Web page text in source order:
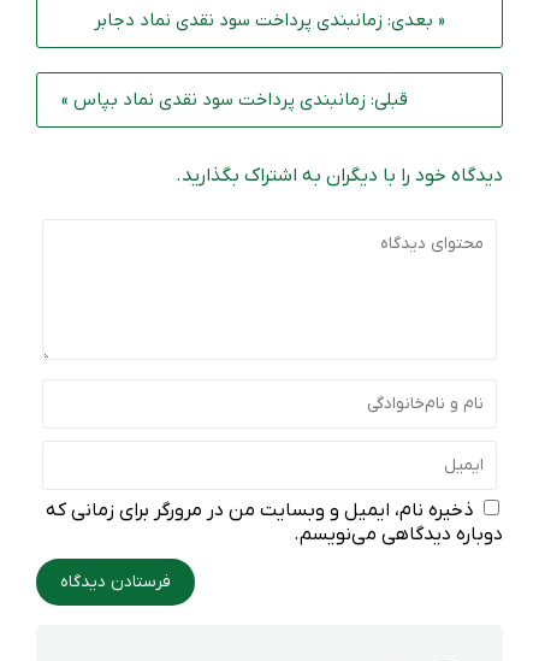
« بعدی: زمانبندی پرداخت سود نقدی نماد دجابر
قبلی: زمانبندی پرداخت سود نقدی نماد بپاس »
دیدگاه خود را با دیگران به اشتراک بگذارید.
ذخیره نام، ایمیل و وبسایت من در مرورگر برای زمانی که
دوباره دیدگاهی می‌نویسم.